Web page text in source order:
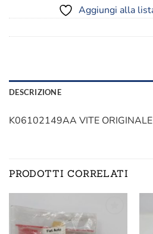
Aggiungi alla
DESCRIZIONE
K06102149AA VITE
PRODOTTI CORRELATI
Aggiungi